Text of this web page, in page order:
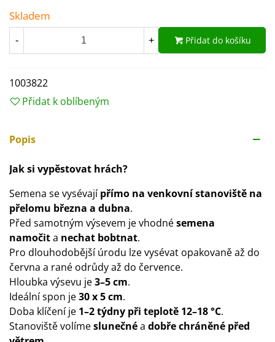
Skladem
- + Přidat do košíku
1003822
Přidat k oblíbeným
Popis
Jak si vypěstovat hrách?
Semena se vysévajípřímo na venkovní stanoviště na
přelomu března a dubna.
Před samotným výsevem je vhodnésemena
namočita nechat bobtnat.
Pro dlouhodobější úrodu lze vysévat opakovaně až do
června a rané odrůdy až do července.
Hloubka výsevu je3–5 cm.
Ideální spon je30 x 5 cm.
Doba klíčení je 1–2 týdny při teplotě 12–18 °C.
Stanoviště volímeslunečnéa dobře chráněné před